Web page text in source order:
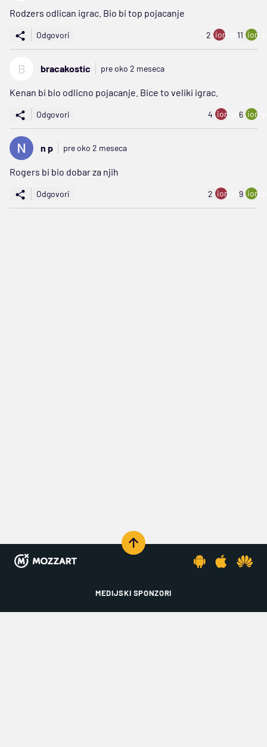
Rodzers odlican igrac. Bio bi top pojacanje
Odgovori 2 ion:minus
11
B bracakostic pre oko 2 meseca
Kenan bi bio odlicno pojacanje. Bice to veliki igrac.
Odgovori 4 ion:minus
6
n p pre oko 2 meseca
Rogers bi bio dobar za njih
Odgovori 2 ion:minus
9
KOMENTARIŠI
MEDIJSKI SPONZORI